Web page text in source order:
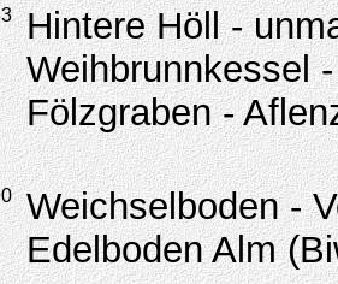
Hintere Höll -
Weihbrunnkessel
Fölzgraben -
Weichselboden -
Edelboden Alm